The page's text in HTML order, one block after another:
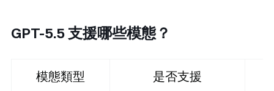
GPT-5.5 支援哪些模態？
模態類型 是否支援